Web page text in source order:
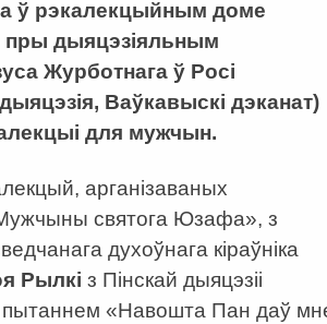
ў рэкалекцыйным доме
пры дыяцэзіяльным
Журботнага ў Росі
Ваўкавыскі дэканат)
для мужчын.
арганізаваных
святога Юзафа», з
духоўнага кіраўніка
Рылкі з Пінскай дыяцэзіі
пытаннем «Навошта Пан даў